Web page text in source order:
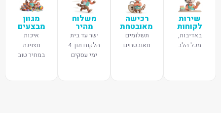
שירות
לקוחות
באדיבות,
מכל הלב
רכישה
מאובטחת
תשלומים
מאובטחים
משלוח
מהיר
ישר עד בית
הלקוח תוך 4
ימי עסקים
מגוון
מבצעים
איכות
מצוינת
במחיר טוב